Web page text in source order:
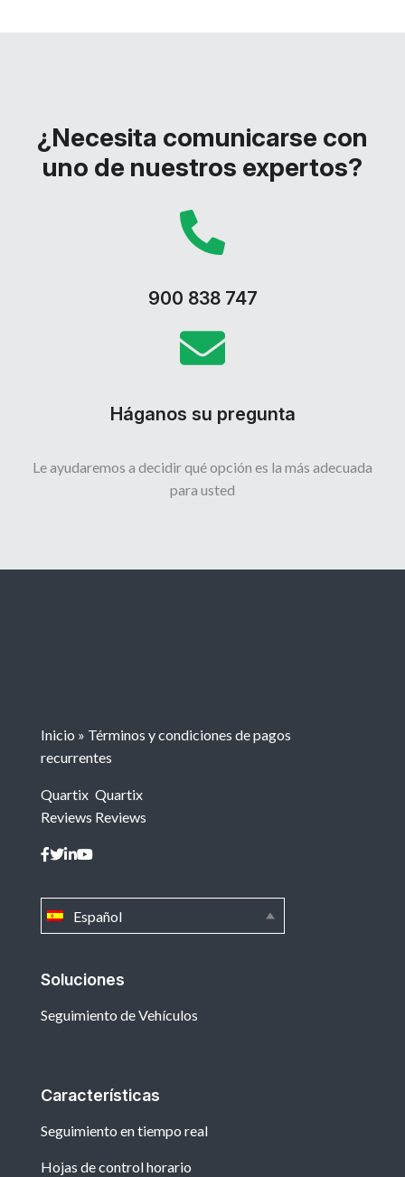
¿Necesita comunicarse con
uno de nuestros expertos?
900 838 747
Háganos su pregunta
Le ayudaremos a decidir qué opción es la más adecuada
para usted
Soluciones
Seguimiento de Vehículos
Características
Seguimiento en tiempo real
Hojas de control horario
Español
Inicio » Términos y condiciones de pagos
recurrentes
Quartix
Reviews
Quartix
Reviews